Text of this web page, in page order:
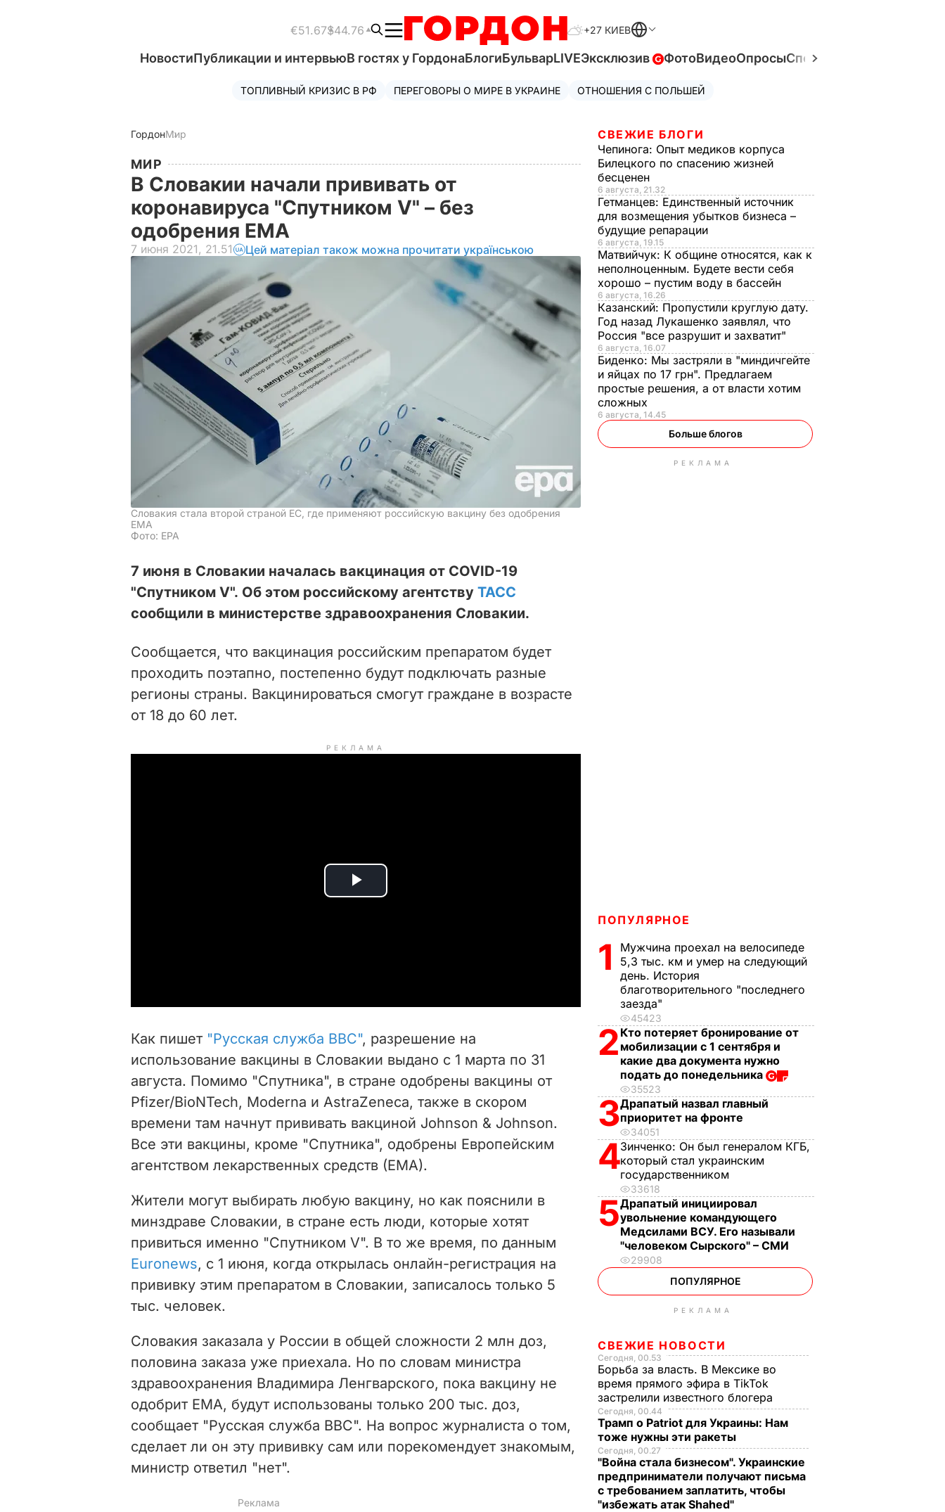
€51.67$44.76 +27 КИЕВ
НовостиПубликации и интервьюВ гостях у ГордонаБлогиБульварLIVEЭксклюзив ФотоВидеоОпросыСпецпроекты
ТОПЛИВНЫЙ КРИЗИС В РФ ПЕРЕГОВОРЫ О МИРЕ В УКРАИНЕ ОТНОШЕНИЯ С ПОЛЬШЕЙ
ГордонМир
МИР
В Словакии начали прививать от
коронавируса "Спутником V" – без
одобрения EMA
7 июня 2021, 21.51 Цей матеріал також можна прочитати українською
Словакия стала второй страной ЕС, где применяют российскую вакцину без одобрения
ЕМА
Фото: EPA
7 июня в Словакии началась вакцинация от COVID-19
"Спутником V". Об этом российскому агентству ТАСС
сообщили в министерстве здравоохранения Словакии.
Сообщается, что вакцинация российским препаратом будет
проходить поэтапно, постепенно будут подключать разные
регионы страны. Вакцинироваться смогут граждане в возрасте
от 18 до 60 лет.
РЕКЛАМА
P
i
d
e
o
Как пишет "Русская служба BBC", разрешение на
использование вакцины в Словакии выдано с 1 марта по 31
августа. Помимо "Спутника", в стране одобрены вакцины от
Pfizer/BioNTech, Moderna и AstraZeneca, также в скором
времени там начнут прививать вакциной Johnson & Johnson.
Все эти вакцины, кроме "Спутника", одобрены Европейским
агентством лекарственных средств (ЕМА).
Жители могут выбирать любую вакцину, но как пояснили в
минздраве Словакии, в стране есть люди, которые хотят
привиться именно "Спутником V". В то же время, по данным
Euronews, с 1 июня, когда открылась онлайн-регистрация на
прививку этим препаратом в Словакии, записалось только 5
тыс. человек.
Словакия заказала у России в общей сложности 2 млн доз,
половина заказа уже приехала. Но по словам министра
здравоохранения Владимира Ленгварского, пока вакцину не
одобрит EMA, будут использованы только 200 тыс. доз,
сообщает "Русская служба BBC". На вопрос журналиста о том,
сделает ли он эту прививку сам или порекомендует знакомым,
министр ответил "нет".
СВЕЖИЕ БЛОГИ
Чепинога: Опыт медиков корпуса
Билецкого по спасению жизней
бесценен
6 августа, 21.32
Гетманцев: Единственный источник
для возмещения убытков бизнеса –
будущие репарации
6 августа, 19.15
Матвийчук: К общине относятся, как к
неполноценным. Будете вести себя
хорошо – пустим воду в бассейн
6 августа, 16.26
Казанский: Пропустили круглую дату.
Год назад Лукашенко заявлял, что
Россия "все разрушит и захватит"
6 августа, 16.07
Биденко: Мы застряли в "миндичгейте
и яйцах по 17 грн". Предлагаем
простые решения, а от власти хотим
сложных
6 августа, 14.45
Больше блогов
РЕКЛАМА
ПОПУЛЯРНОЕ
1
Мужчина проехал на велосипеде
5,3 тыс. км и умер на следующий
день. История
благотворительного "последнего
заезда"
45423
2 Кто потеряет бронирование от
мобилизации с 1 сентября и
какие два документа нужно
подать до понедельника
35523
3Драпатый назвал главный
приоритет на фронте
34051
4Зинченко: Он был генералом КГБ,
который стал украинским
государственником
33618
5Драпатый инициировал
увольнение командующего
Медсилами ВСУ. Его называли
"человеком Сырского" – СМИ
29908
ПОПУЛЯРНОЕ
РЕКЛАМА
СВЕЖИЕ НОВОСТИ
Сегодня, 00.53
Борьба за власть. В Мексике во
время прямого эфира в TikTok
застрелили известного блогера
Сегодня, 00.44
Трамп о Patriot для Украины: Нам
тоже нужны эти ракеты
Сегодня, 00.27
"Война стала бизнесом". Украинские
предприниматели получают письма
с требованием заплатить, чтобы
"избежать атак Shahed"